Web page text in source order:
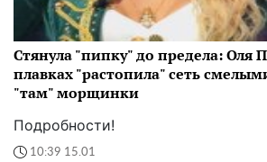
Стянула "пипку" до предела: Оля
плавках "растопила" сеть
"там" морщинки
Подробности!
10:39 15.01